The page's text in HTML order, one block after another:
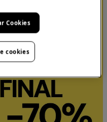
Cookies
cookies